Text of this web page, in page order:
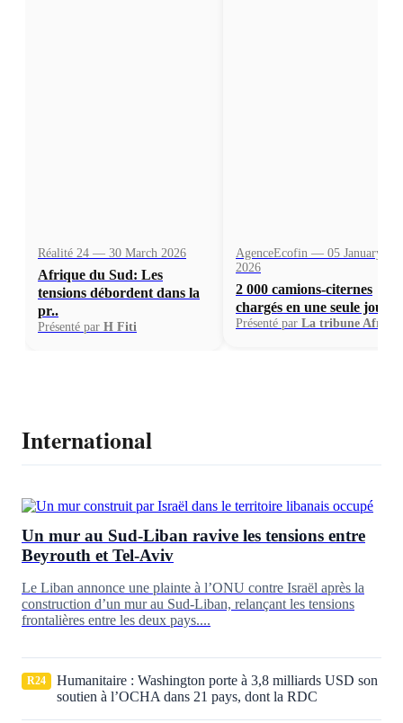
Réalité 24 — 30 March 2026
Afrique du Sud: Les
tensions débordent dans la
pr..
Présenté par H Fiti
AgenceEcofin — 05 January
2026
2 000 camions-citernes
chargés en une seule
Présenté par La tribune
International
Un mur au Sud-Liban ravive les tensions entre
Beyrouth et Tel-Aviv
Le Liban annonce une plainte à l’ONU contre Israël après la
construction d’un mur au Sud-Liban, relançant les tensions
frontalières entre les deux pays....
R24
Humanitaire : Washington porte à 3,8 milliards USD son
soutien à l’OCHA dans 21 pays, dont la RDC